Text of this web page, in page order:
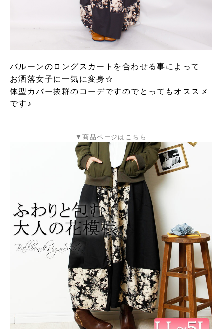
バルーンのロングスカートを合わせる事によって
お洒落女子に一気に変身☆
体型カバー抜群のコーデですのでとってもオススメ
です♪
▼商品ページはこちら